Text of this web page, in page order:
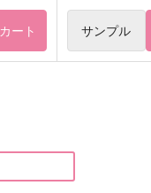
サラマンダー倶
944
カート サンプル